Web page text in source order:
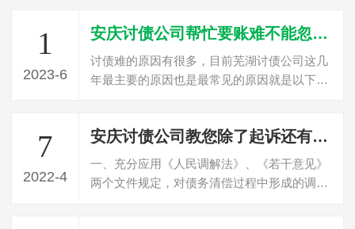
1
2023-6
安庆讨债公司帮忙要账难不能忽视的三个原因
讨债难的原因有很多，目前芜湖讨债公司这几
年最主要的原因也是最常见的原因就是以下三
7
2022-4
安庆讨债公司教您除了起诉还有哪些方法可以讨债？
一、充分应用《人民调解法》、《若干意见》
两个文件规定，对债务清偿过程中形成的调解